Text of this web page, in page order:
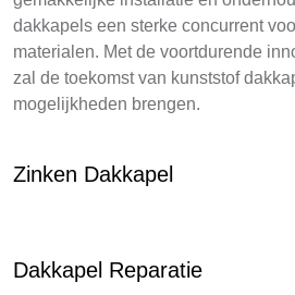
dakkapels een sterke concurrent
materialen. Met de voortdurende
zal de toekomst van kunststof
mogelijkheden brengen.
Zinken Dakkapel
Dakkapel Reparatie